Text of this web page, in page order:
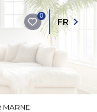
0
FR
MARNE